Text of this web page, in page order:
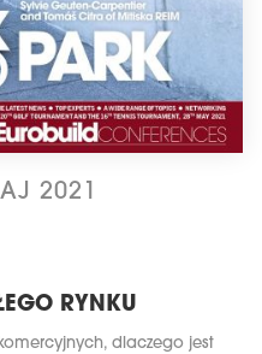
2021
RYNKU
dlaczego jest